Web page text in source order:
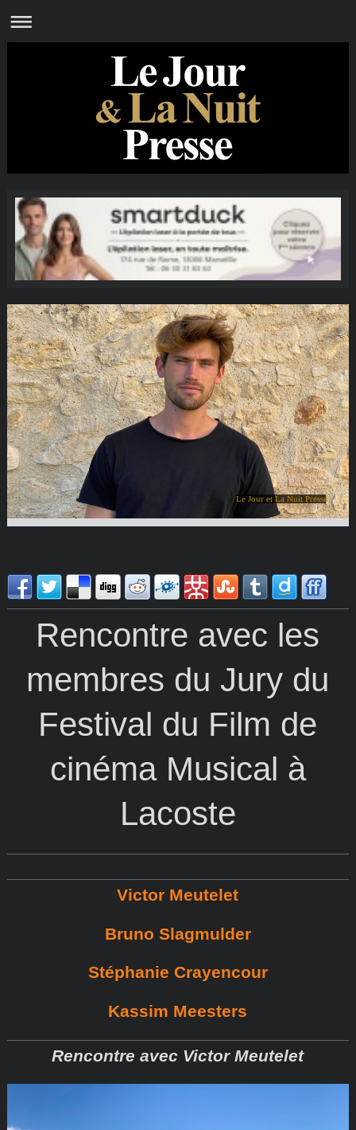
Le Jour et La Nuit Presse
Rencontre avec les
membres du Jury du
Festival du Film de
cinéma Musical à
Lacoste
Victor Meutelet
Bruno Slagmulder
Stéphanie Crayencour
Kassim Meesters
Rencontre avec Victor Meutelet